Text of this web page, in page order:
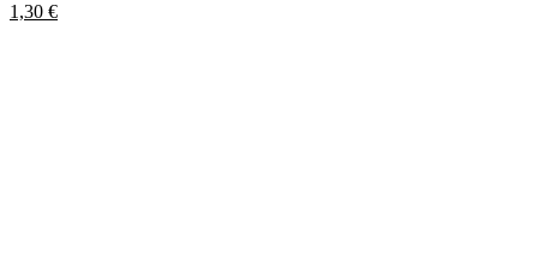
1,30 €